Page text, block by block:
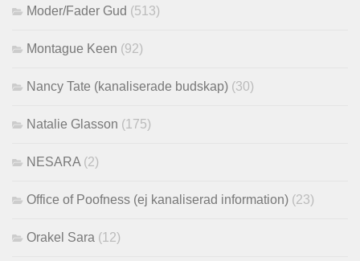
Moder/Fader Gud (513)
Montague Keen (92)
Nancy Tate (kanaliserade budskap) (30)
Natalie Glasson (175)
NESARA (2)
Office of Poofness (ej kanaliserad information) (23)
Orakel Sara (12)